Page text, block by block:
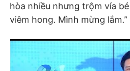
hòa nhiều nhưng trộm vía
viêm hong. Mình mừng lắm.”